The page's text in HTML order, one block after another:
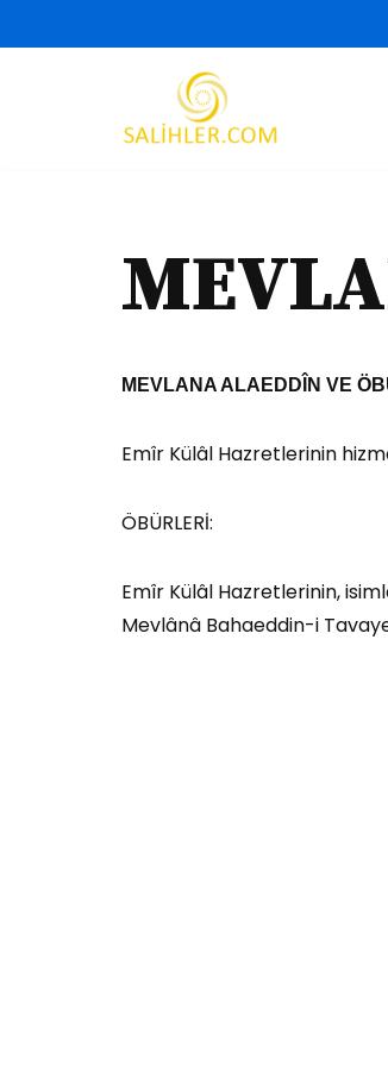
MEVLANA ALAEDDÎN VE
Emîr Külâl Hazretlerinin
ÖBÜRLERİ:
Emîr Külâl Hazretlerinin,
Mevlânâ Bahaeddin-i